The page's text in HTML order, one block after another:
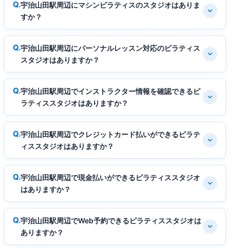
宇治山田駅周辺にマシンピラティスのスタジオはありま
すか？
宇治山田駅周辺にパーソナルレッスン対応のピラティス
スタジオはありますか？
宇治山田駅周辺でインストラクター情報を確認できるピ
ラティススタジオはありますか？
宇治山田駅周辺でクレジットカード払いができるピラテ
ィススタジオはありますか？
宇治山田駅周辺で現金払いができるピラティススタジオ
はありますか？
宇治山田駅周辺でWeb予約できるピラティススタジオは
ありますか？